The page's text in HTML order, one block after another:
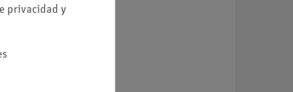
privacidad y